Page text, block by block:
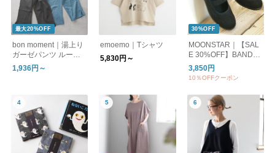
最大20%OFF
bon moment｜湯上り
ガーゼパンツ ルーム
パンツ
1,936円～
emoemo｜Tシャツ
5,830円～
30%OFF
MOONSTAR｜【SAL
E 30%OFF】BANDBA
LLET バンドバレー バ
レーシューズ フラッ
3,850円
10％OFFクーポン